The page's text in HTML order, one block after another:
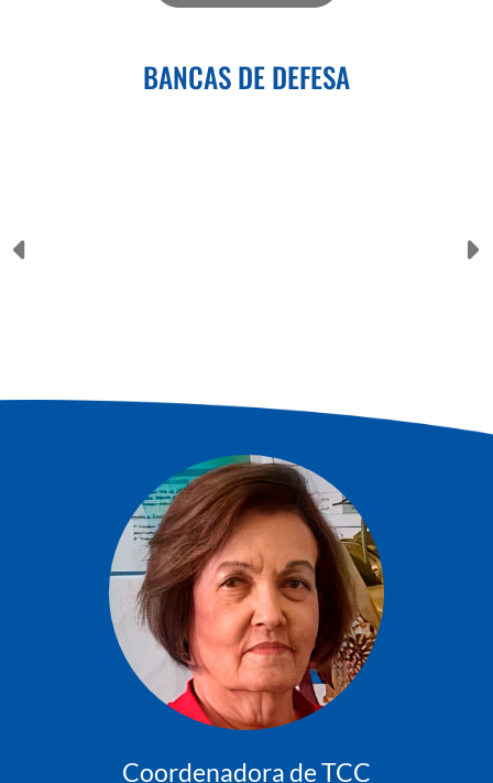
BANCAS DE DEFESA
Coordenadora de TCC